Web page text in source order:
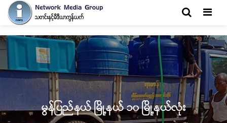
မွန်ပြည်နယ် မြို့နယ် ၁၀ မြို့နယ်လုံး